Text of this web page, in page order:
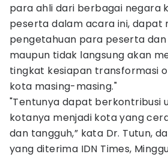
para ahli dari berbagai negara
peserta dalam acara ini, dapat
pengetahuan para peserta
maupun tidak langsung akan
tingkat kesiapan transformasi
kota masing-masing."
"Tentunya dapat berkontribusi
kotanya menjadi kota yang
dan tangguh,” kata Dr. Tutun,
yang diterima IDN Times,